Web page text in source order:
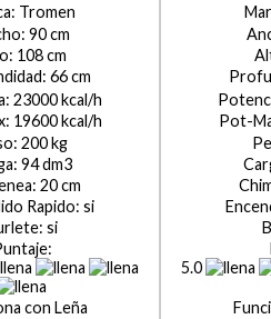
Tromen
90
108
66
23000
19600
200
94
20
si
si
Leña
5.0